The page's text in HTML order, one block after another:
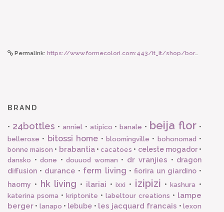
Permalink: https://www.formecolori.com:443/it_it/shop/borse_e_zaini/borse/susan_bijl_the_new_bum_bag_black_black_medium/6033
BRAND
• 24bottles • anniel• atipico •banale • beija flor •
bellerose • bitossi home • bloomingville • bohonomad •
bonne maison • brabantia•cacatoes • celeste mogador•
dansko • done • douuod woman • dr vranjies • dragon
diffusion • durance • ferm living • fiorira un giardino•
haomy • hk living • ilariai •ixxi • izipizi •kashura •
katerina psoma • kriptonite • labeltour creations • lampe
berger • lanapo • lebube • les jacquard francais •lexon